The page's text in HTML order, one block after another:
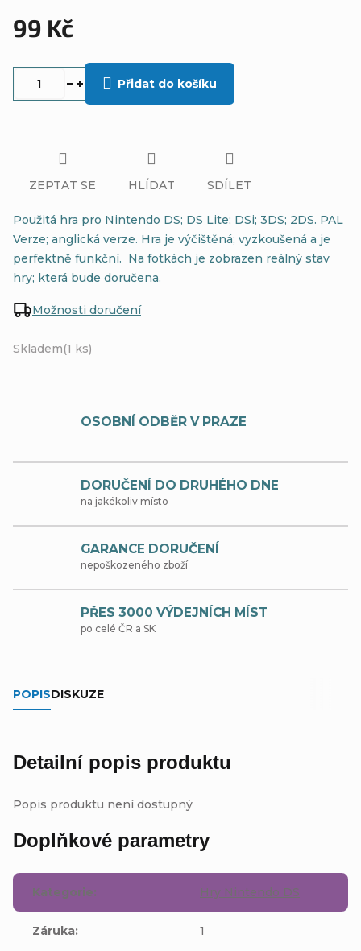
99 Kč
Skladem(1 ks)
Možnosti doručení
Přidat do košíku
Použitá hra pro Nintendo DS; DS Lite; DSi; 3DS; 2DS. PAL
Verze; anglická verze. Hra je výčištěná; vyzkoušená a je
perfektně funkční. Na fotkách je zobrazen reálný stav
hry; která bude doručena.
ZEPTAT SE HLÍDAT SDÍLET
OSOBNÍ ODBĚR V PRAZE
DORUČENÍ DO DRUHÉHO DNE
na jakékoliv místo
GARANCE DORUČENÍ
nepoškozeného zboží
PŘES 3000 VÝDEJNÍCH MÍST
po celé ČR a SK
POPISDISKUZE
Detailní popis produktu
Popis produktu není dostupný
Doplňkové parametry
Kategorie: Hry Nintendo DS
Záruka: 1